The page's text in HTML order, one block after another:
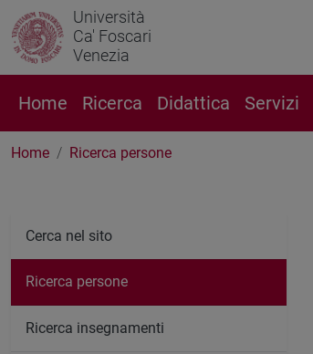
Università
Ca' Foscari
Venezia
Home Ricerca Didattica Servizi
Home Ricerca persone
Cerca nel sito
Ricerca persone
Ricerca insegnamenti